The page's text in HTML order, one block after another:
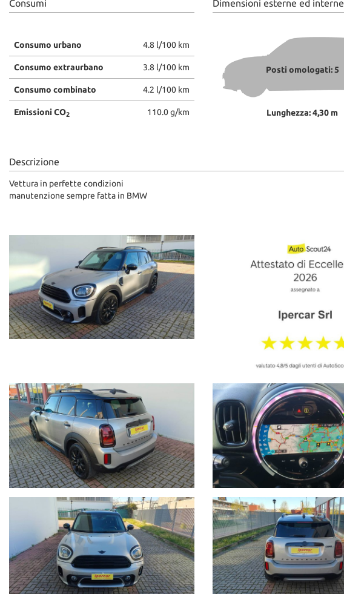
Consumi
Consumo urbano 4.8 l/100 km
Consumo extraurbano 3.8 l/100 km
Consumo combinato 4.2 l/100 km
Emissioni CO2 110.0 g/km
Dimensioni esterne ed interne
Posti omologati: 5
Lunghezza: 4,30 m
Descrizione
Vettura in perfette condizioni
manutenzione sempre fatta in BMW